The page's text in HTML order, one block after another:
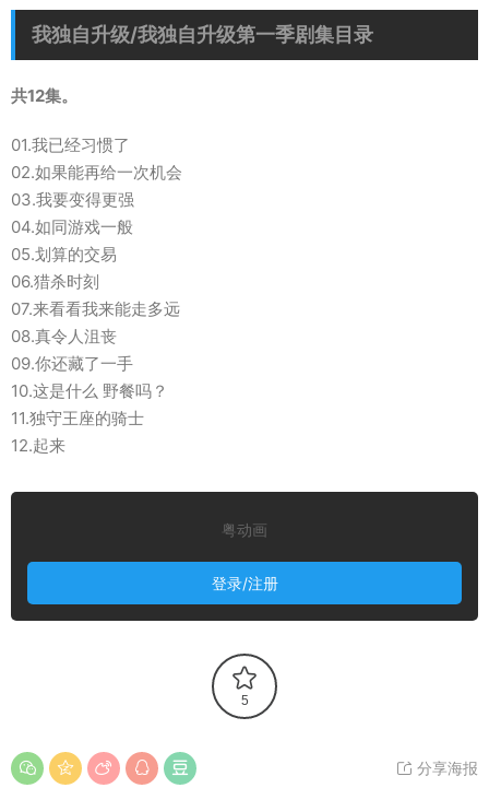
我独自升级/我独自升级第一季剧集目录
共12集。
01.我已经习惯了
02.如果能再给一次机会
03.我要变得更强
04.如同游戏一般
05.划算的交易
06.猎杀时刻
07.来看看我来能走多远
08.真令人沮丧
09.你还藏了一手
10.这是什么 野餐吗？
11.独守王座的骑士
12.起来
粤动画
登录/注册
5
分享海报